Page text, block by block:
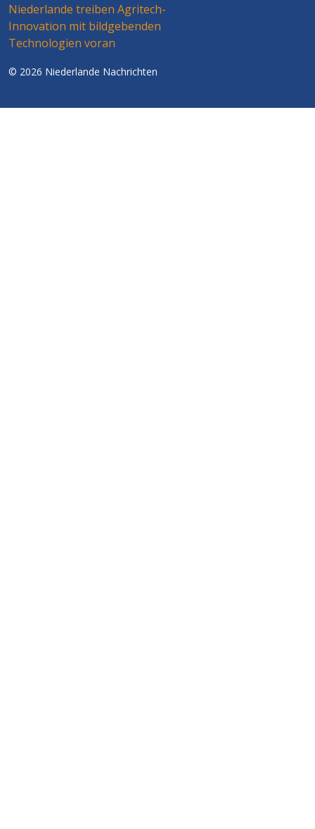
Niederlande treiben Agritech-
Innovation mit bildgebenden
Technologien voran
© 2026 Niederlande Nachrichten